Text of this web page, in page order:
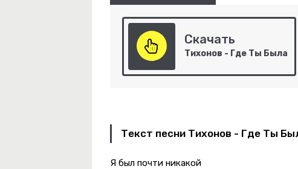
Скачать
Тихонов - Где Ты Была
Текст песни Тихонов - Где Ты
Я был почти никакой